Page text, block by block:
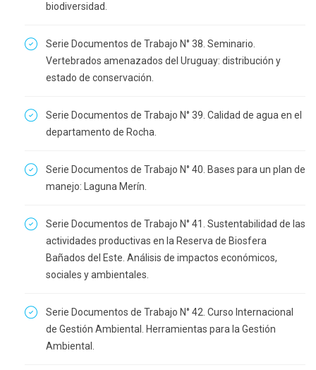
biodiversidad.
Serie Documentos de Trabajo N° 38. Seminario.
Vertebrados amenazados del Uruguay: distribución y
estado de conservación.
Serie Documentos de Trabajo N° 39. Calidad de agua en el
departamento de Rocha.
Serie Documentos de Trabajo N° 40. Bases para un plan de
manejo: Laguna Merín.
Serie Documentos de Trabajo N° 41. Sustentabilidad de las
actividades productivas en la Reserva de Biosfera
Bañados del Este. Análisis de impactos económicos,
sociales y ambientales.
Serie Documentos de Trabajo N° 42. Curso Internacional
de Gestión Ambiental. Herramientas para la Gestión
Ambiental.